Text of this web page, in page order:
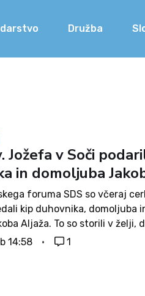
Družba
Jožefa v Soči
in domoljuba
foruma SDS so včeraj
kip duhovnika, domoljuba
Aljaža. To so storili v želji,
življenju. Dogodek je bil,
14:58 1